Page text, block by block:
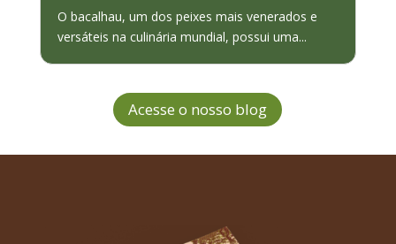
O bacalhau, um dos peixes mais venerados e
versáteis na culinária mundial, possui uma...
Acesse o nosso blog